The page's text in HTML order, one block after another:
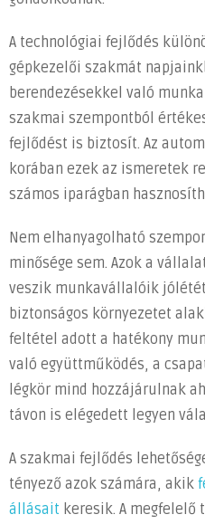
A technológiai fejlődés
gépkezelői szakmát
berendezésekkel való
szakmai szempontból
fejlődést is biztosít. Az
korában ezek az ismeretek
számos iparágban
Nem elhanyagolható
minősége sem. Azok a
veszik munkavállalóik
biztonságos környezetet
feltétel adott a hatékony
való együttműködés, a
légkör mind hozzájárulnak
távon is elégedett legyen
A szakmai fejlődés
tényező azok számára, akik
állásait keresik. A megfelelő